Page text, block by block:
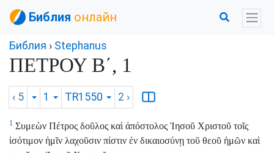
Библия онлайн
Библия › Stephanus
ΠΕΤΡΟΥ Β΄, 1
‹ 5 1 TR1550 2 ›
1 Συμεὼν Πέτρος δοῦλος καὶ ἀπόστολος Ἰησοῦ Χριστοῦ τοῖς
ἰσότιμον ἡμῖν λαχοῦσιν πίστιν ἐν δικαιοσύνῃ τοῦ θεοῦ ἡμῶν καὶ